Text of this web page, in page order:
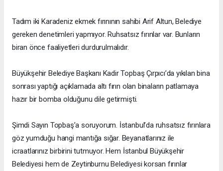
Tadım iki Karadeniz ekmek fırınının sahibi Arif Altun, Belediye
gereken denetimleri yapmıyor. Ruhsatsız fırınlar var. Bunların
biran önce faaliyetleri durdurulmalıdır.
Büyükşehir Belediye Başkanı Kadir Topbaş Çırpıcı’da yıkılan bina
sonrası yaptığı açıklamada altı fırın olan binaların patlamaya
hazır bir bomba olduğunu dile getirmişti.
Şimdi Sayın Topbaş’a soruyorum. İstanbul’da ruhsatsız fırınlara
göz yumduğu hangi mantığa sığar. Beyanatlarınız ile
icraatlarınız birbirini tutmuyor. Hem İstanbul Büyükşehir
Belediyesi hem de Zeytinburnu Belediyesi korsan fırınlar